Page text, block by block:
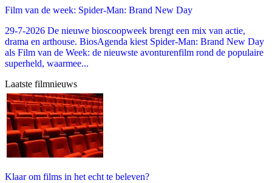
Film van de week: Spider-Man: Brand New Day
29-7-2026 De nieuwe bioscoopweek brengt een mix van actie,
drama en arthouse. BiosAgenda kiest Spider-Man: Brand New Day
als Film van de Week: de nieuwste avonturenfilm rond de populaire
superheld, waarmee...
Laatste filmnieuws
Klaar om films in het echt te beleven?